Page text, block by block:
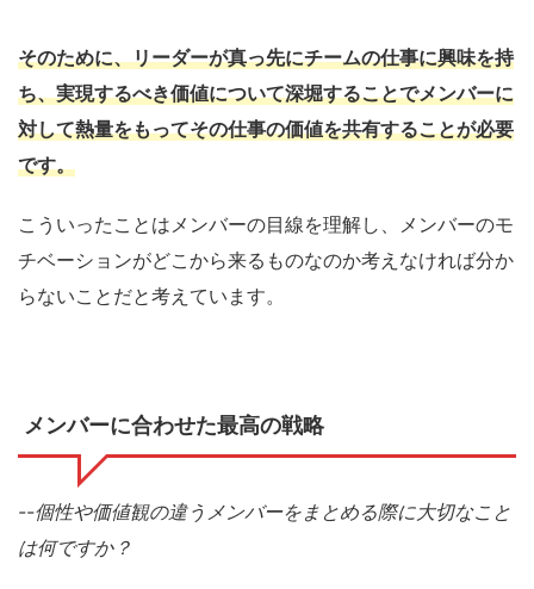
そのために、リーダーが真っ先にチームの仕事に興味を持
ち、実現するべき価値について深堀することでメンバーに
対して熱量をもってその仕事の価値を共有することが必要
です。
こういったことはメンバーの目線を理解し、メンバーのモ
チベーションがどこから来るものなのか考えなければ分か
らないことだと考えています。
メンバーに合わせた最高の戦略
--個性や価値観の違うメンバーをまとめる際に大切なこと
は何ですか？